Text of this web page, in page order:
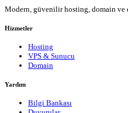
Modern, güvenilir hosting, domain
Hizmetler
Hosting
VPS & Sunucu
Domain
Yardım
Bilgi Bankası